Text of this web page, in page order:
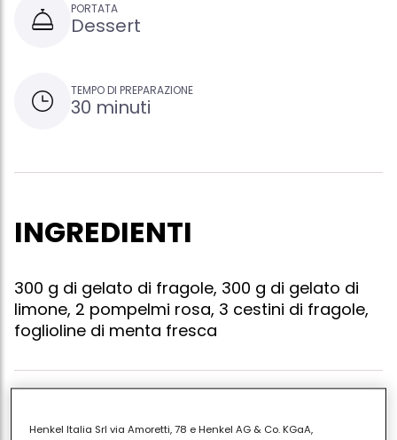
PORTATA
Dessert
TEMPO DI PREPARAZIONE
30 minuti
INGREDIENTI
300 g di gelato di fragole, 300 g di gelato di
limone, 2 pompelmi rosa, 3 cestini di fragole,
foglioline di menta fresca
gusto fragola. Pela a vivo un pompelmo rosa e taglia
Henkel Italia Srl via Amoretti, 78 e Henkel AG & Co. KGaA,